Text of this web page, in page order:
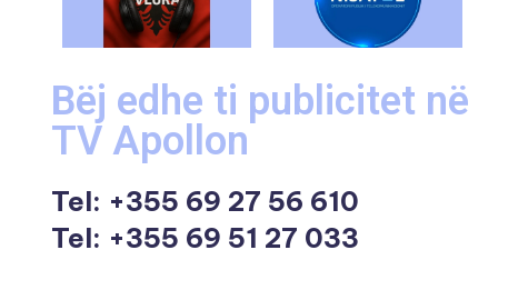
Bëj edhe ti publicitet në
TV Apollon
Tel: +355 69 27 56 610
Tel: +355 69 51 27 033